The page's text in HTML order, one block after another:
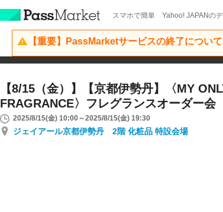
スマホで簡単 Yahoo! JAPANのデ
【重要】PassMarketサービスの終了について
【8/15（金）】【京都伊勢丹】〈MY
FRAGRANCE〉フレグランスオーダー会
2025/8/15(金) 10:00～2025/8/15(金) 19:30
ジェイアール京都伊勢丹 2階 化粧品 特設会場